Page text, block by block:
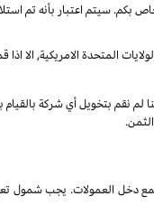
بكم. سيتم اعتبار بأنه تم
المتحدة الامريكية, الا اذا
لم نقم بتخويل أي شركة
وجمع دخل العمولات. يجب